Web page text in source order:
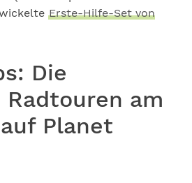
Erste-Hilfe-Set von
Die
am
Planet